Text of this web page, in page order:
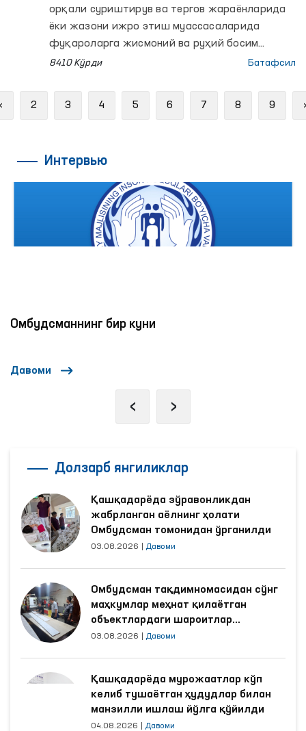
орқали суриштирув ва тергов жараёнларида
ёки жазони ижро этиш муассасаларида
фуқароларга жисмоний ва руҳий босим
ўтказиш, қийноққа солишга оид қатор
8410 Кўрди Батафсил
Previous
2 3 4 5 6 7 8 9
Интервью
Омбудсманнинг бир куни
Давоми
‹ ›
Долзарб янгиликлар
Қашқадарёда зўравонликдан
жабрланган аёлнинг ҳолати
Омбудсман томонидан ўрганилди
03.08.2026 Давоми
Омбудсман тақдимномасидан сўнг
маҳкумлар меҳнат қилаётган
объектлардаги шароитлар
яхшиланди
03.08.2026 Давоми
Қашқадарёда мурожаатлар кўп
келиб тушаётган ҳудудлар билан
манзилли ишлаш йўлга қўйилди
04.08.2026 Давоми